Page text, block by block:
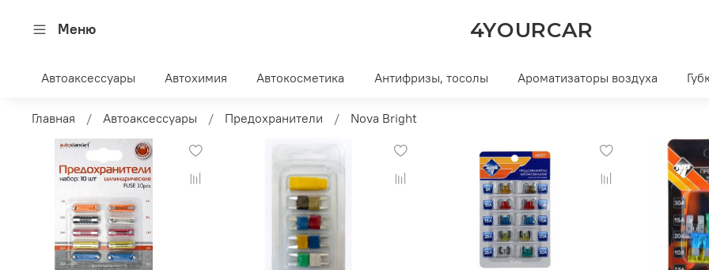
Меню 4YOURCAR
Автоаксессуары Автохимия Автокосметика Антифризы, тосолы Ароматизаторы воздуха
Главная Автоаксессуары Предохранители Nova Bright